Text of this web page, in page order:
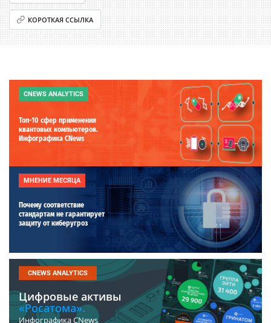
КОРОТКАЯ ССЫЛКА
CNEWS ANALYTICS
Топ-10 сфер применения
квантовых компьютеров.
Инфографика CNews
МНЕНИЕ МЕСЯЦА
Почему соответствие
стандартам не гарантирует
защиту от киберугроз
CNEWS ANALYTICS
Цифровые активы
«Росатома».
Инфографика CNews